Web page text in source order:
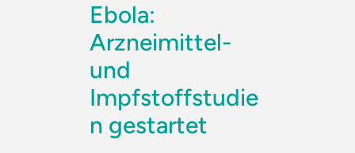
Ebola:
Arzneimittel-
und
Impfstoffstudie
n gestartet